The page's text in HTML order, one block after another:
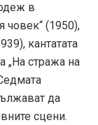
в
човек“ (1950),
кантатата
„На стража на
да
сцени.